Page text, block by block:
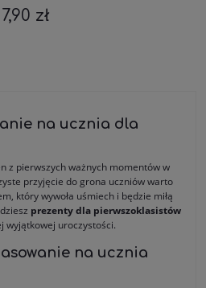
7,90 zł
na ucznia dla
z pierwszych ważnych momentów w
przyjęcie do grona uczniów warto
który wywoła uśmiech i będzie miłą
prezenty dla pierwszoklasistów
wyjątkowej uroczystości.
na ucznia